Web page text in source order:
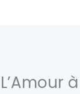
L’Amour